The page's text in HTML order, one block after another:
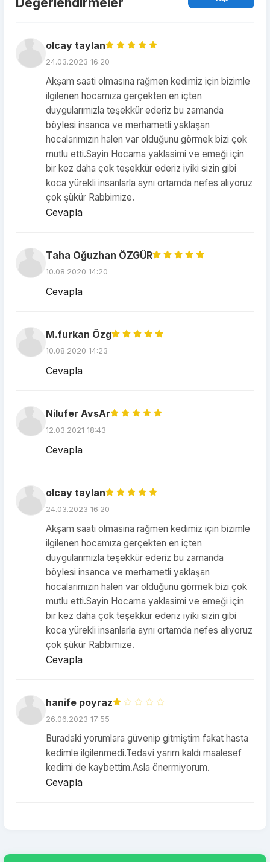
olcay taylan
24.03.2023 16:20
Akşam saati olmasına rağmen kedimiz için bizimle
ilgilenen hocamıza gerçekten en içten
duygularımızla teşekkür ederiz bu zamanda
böylesi insanca ve merhametli yaklaşan
hocalarımızın halen var olduğunu görmek bizi çok
mutlu etti.Sayin Hocama yaklasimi ve emeği için
bir kez daha çok teşekkür ederiz iyiki sizin gibi
koca yürekli insanlarla aynı ortamda nefes alıyoruz
çok şükür Rabbimize.
Cevapla
Taha Oğuzhan ÖZGÜR
10.08.2020 14:20
Cevapla
M.furkan Özg
10.08.2020 14:23
Cevapla
Nilufer AvsAr
12.03.2021 18:43
Cevapla
olcay taylan
24.03.2023 16:20
Akşam saati olmasına rağmen kedimiz için bizimle
ilgilenen hocamıza gerçekten en içten
duygularımızla teşekkür ederiz bu zamanda
böylesi insanca ve merhametli yaklaşan
hocalarımızın halen var olduğunu görmek bizi çok
mutlu etti.Sayin Hocama yaklasimi ve emeği için
bir kez daha çok teşekkür ederiz iyiki sizin gibi
koca yürekli insanlarla aynı ortamda nefes alıyoruz
çok şükür Rabbimize.
Cevapla
hanife poyraz
26.06.2023 17:55
Buradaki yorumlara güvenip gitmiştim fakat hasta
kedimle ilgilenmedi.Tedavi yarım kaldı maalesef
kedimi de kaybettim.Asla önermiyorum.
Cevapla